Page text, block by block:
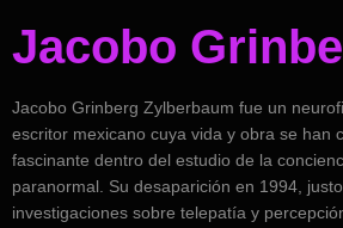
Jacobo
Jacobo Grinberg Zylberbaum fue un
escritor mexicano cuya vida y obra se han
fascinante dentro del estudio de la
paranormal. Su desaparición en 1994,
investigaciones sobre telepatía y